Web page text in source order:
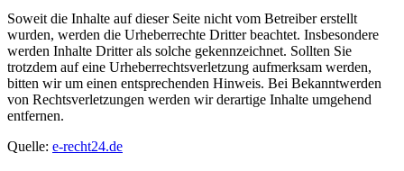
Soweit die Inhalte auf dieser Seite nicht vom Betreiber erstellt
wurden, werden die Urheberrechte Dritter beachtet. Insbesondere
werden Inhalte Dritter als solche gekennzeichnet. Sollten Sie
trotzdem auf eine Urheberrechtsverletzung aufmerksam werden,
bitten wir um einen entsprechenden Hinweis. Bei Bekanntwerden
von Rechtsverletzungen werden wir derartige Inhalte umgehend
entfernen.
Quelle: e-recht24.de